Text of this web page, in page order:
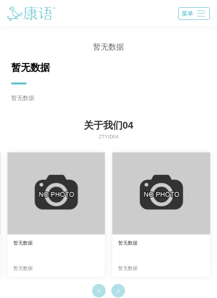
菜单 
暂无数据
暂无数据
暂无数据
关于我们04
ZTYID04
暂无数据
暂无数据
暂无数据
暂无数据
 